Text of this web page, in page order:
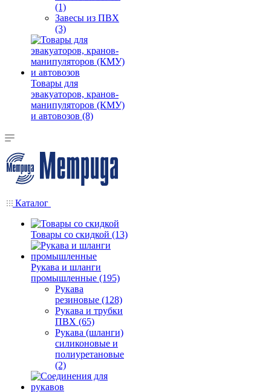
(1)
Завесы из ПВХ
(3)
Товары для
эвакуаторов, кранов-
манипуляторов (КМУ)
и автовозов (8)
Каталог
Товары со скидкой (13)
Рукава и шланги
промышленные (195)
Рукава
резиновые (128)
Рукава и трубки
ПВХ (65)
Рукава (шланги)
силиконовые и
полиуретановые
(2)